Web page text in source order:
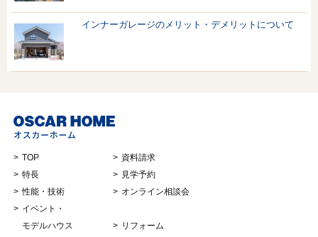
インナーガレージのメリット・デメリットについて
TOP
特長
性能・技術
イベント・
モデルハウス
資料請求
見学予約
オンライン相談会
リフォーム